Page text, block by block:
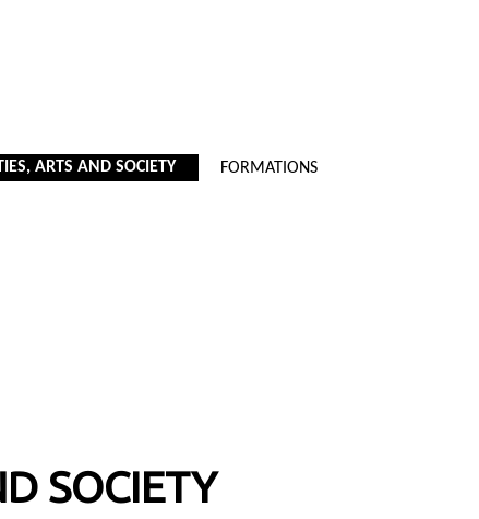
SOCIETY
FORMATIONS
ARTS AND SOCIETY